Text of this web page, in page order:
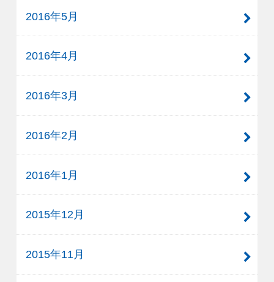
2016年5月
2016年4月
2016年3月
2016年2月
2016年1月
2015年12月
2015年11月